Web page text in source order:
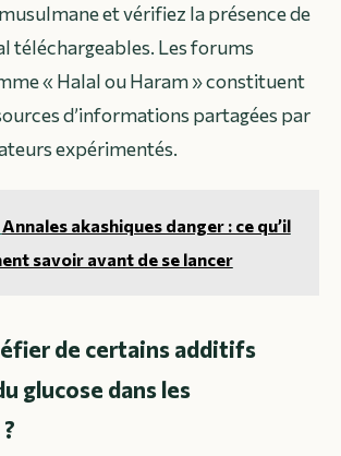
et vérifiez la présence de
téléchargeables. Les forums
« Halal ou Haram » constituent
d’informations partagées par
expérimentés.
Annales akashiques danger : ce qu’il
savoir avant de se lancer
de certains additifs
glucose dans les